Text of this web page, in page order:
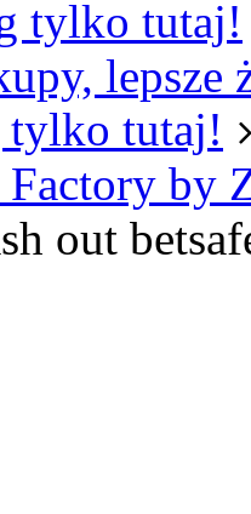
lepsze
tylko tutaj!
Factory by
out